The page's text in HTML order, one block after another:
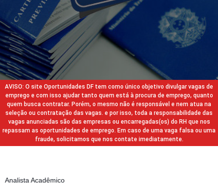
AVISO: O site Oportunidades DF tem como único objetivo divulgar vagas de
emprego e com isso ajudar tanto quem está à procura de emprego, quanto
quem busca contratar. Porém, o mesmo não é responsável e nem atua na
seleção ou contratação das vagas. e por isso, toda a responsabilidade das
vagas anunciadas são das empresas ou encarregadas(os) do RH que nos
repassam as oportunidades de emprego. Em caso de uma vaga falsa ou uma
fraude, solicitamos que nos contate imediatamente.
Analista Acadêmico